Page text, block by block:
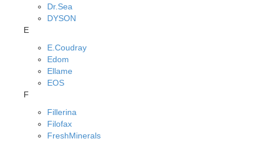
Dr.Sea
DYSON
E
E.Coudray
Edom
Ellame
EOS
F
Fillerina
Filofax
FreshMinerals